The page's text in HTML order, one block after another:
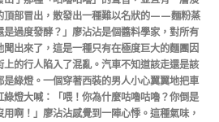
頂部冒出，散發出一種難以名狀的——麵粉蒸
過度發酵？」廖沾沾是個醬料學家，對所有
出來了，這是一種只有在極度巨大的麵團因
的行人陷入了混亂。汽車不知道該走還是該
綠燈。一個穿著西裝的男人小心翼翼地把車
燈大喊：「喂！你為什麼咕嚕咕嚕？你倒是
啊！」廖沾沾感覺到一陣心悸。這種氣味，